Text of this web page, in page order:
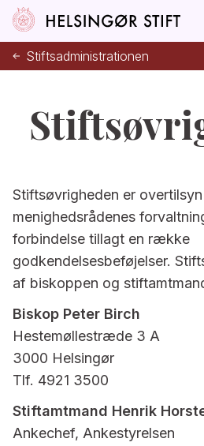
Stiftsadministrationen
Stiftsøvrigheden er
menighedsrådenes
forbindelse tillagt en række
godkendelsesbeføjelser.
af biskoppen og
Biskop Peter Birch
Hestemøllestræde 3 A
3000 Helsingør
Tlf. 4921 3500
Stiftamtmand Henrik
Ankechef, Ankestyrelsen